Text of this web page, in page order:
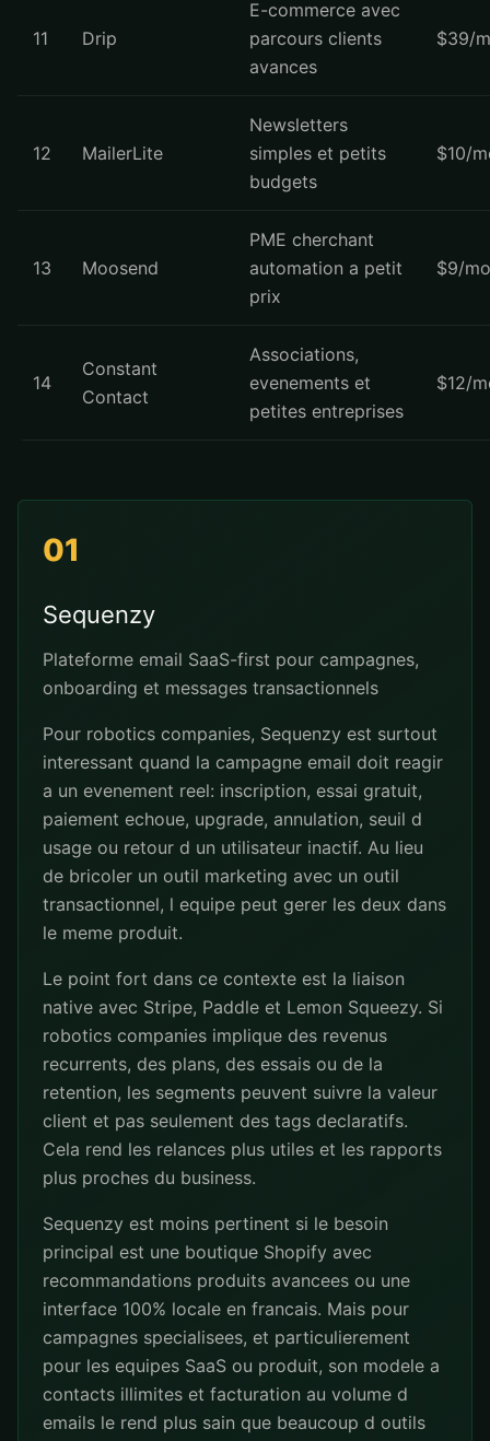
11 Drip
E-commerce avec
parcours clients
avances
$39/
12 MailerLite
Newsletters
simples et petits
budgets
$10/
13 Moosend
PME cherchant
automation a petit
prix
$9/
14
Constant
Contact
Associations,
evenements et
petites entreprises
$12/
01
Sequenzy
Plateforme email SaaS-first pour campagnes,
onboarding et messages transactionnels
Pour robotics companies, Sequenzy est surtout
interessant quand la campagne email doit reagir
a un evenement reel: inscription, essai gratuit,
paiement echoue, upgrade, annulation, seuil d
usage ou retour d un utilisateur inactif. Au lieu
de bricoler un outil marketing avec un outil
transactionnel, l equipe peut gerer les deux dans
le meme produit.
Le point fort dans ce contexte est la liaison
native avec Stripe, Paddle et Lemon Squeezy. Si
robotics companies implique des revenus
recurrents, des plans, des essais ou de la
retention, les segments peuvent suivre la valeur
client et pas seulement des tags declaratifs.
Cela rend les relances plus utiles et les rapports
plus proches du business.
Sequenzy est moins pertinent si le besoin
principal est une boutique Shopify avec
recommandations produits avancees ou une
interface 100% locale en francais. Mais pour
campagnes specialisees, et particulierement
pour les equipes SaaS ou produit, son modele a
contacts illimites et facturation au volume d
emails le rend plus sain que beaucoup d outils